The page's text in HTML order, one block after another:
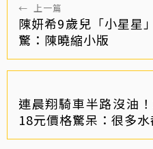
← 上一篇
陳妍希9歲兒「小星
驚：陳曉縮小版
連晨翔騎車半路沒油
18元價格驚呆：很多